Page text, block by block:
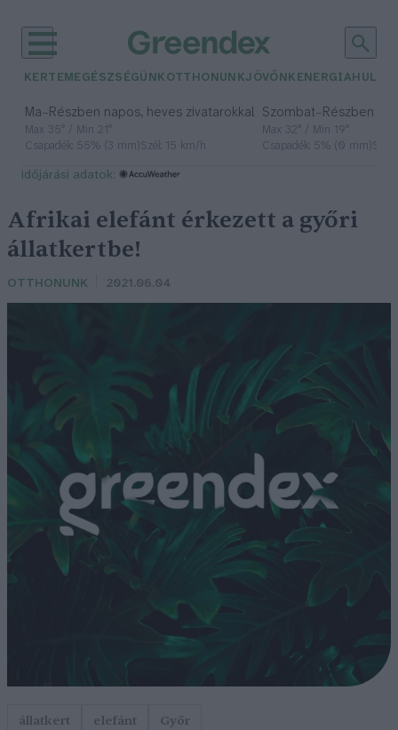
KERTEM EGÉSZSÉGÜNK OTTHONUNKJÖVŐNK ENERGIA
Ma– Részben napos, heves zivatarokkal
Max 35° / Min 21°
Csapadék: 55% (3 mm)Szél: 15 km/h
Szombat– Részben
Max 32° / Min 19°
Csapadék: 5% (0 mm)
időjárási adatok:
Afrikai elefánt érkezett a győri
állatkertbe!
OTTHONUNK 2021.06.04
állatkert elefánt Győr